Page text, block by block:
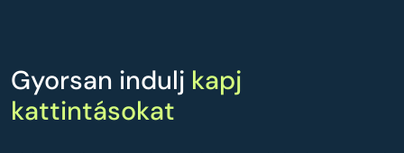
Gyorsan indulj kapj
kattintásokat